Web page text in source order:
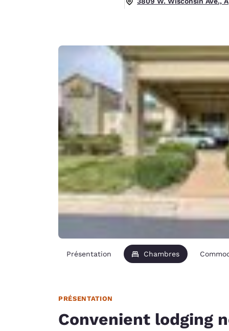
Spain
English
Ireland
English
United
English
Asie-Pacifique
Présentation Chambres
PRÉSENTATION
Convenient lodging